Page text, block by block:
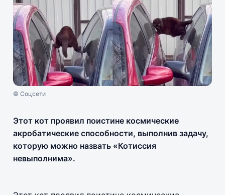
© Соцсети
Этот кот проявил поистине космические
акробатические способности, выполнив задачу,
которую можно назвать «Котиссия
невыполнима».